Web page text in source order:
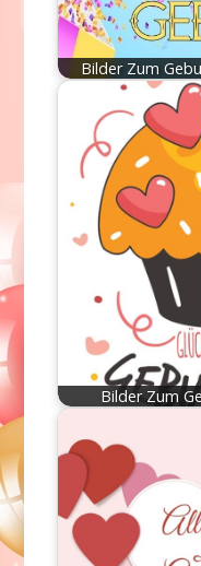
Bilder Zum
Bilder Zum